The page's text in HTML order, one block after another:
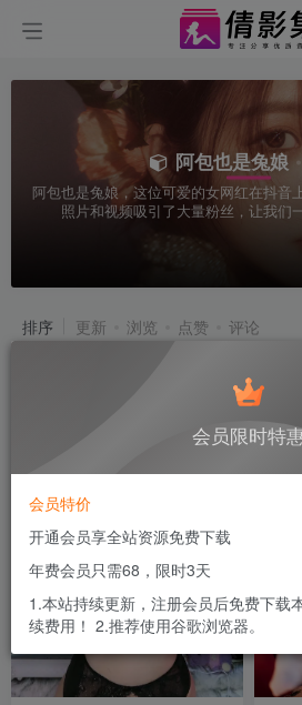
阿包也是兔娘
阿包也是兔娘，这位可爱的女网红在抖音
照片和视频吸引了大量粉丝，让我们
排序 更新 浏览 点赞 评论
会员限时特
会员特价
开通会员享全站资源免费下载
年费会员只需68，限时3天
1.本站持续更新，注册会员后免费下载
续费用！ 2.推荐使用谷歌浏览器。